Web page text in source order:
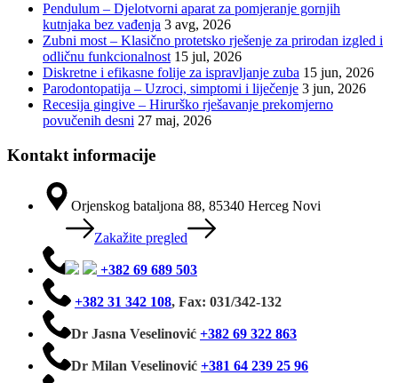
Pendulum – Djelotvorni aparat za pomjeranje gornjih
kutnjaka bez vađenja 3 avg, 2026
Zubni most – Klasično protetsko rješenje za prirodan izgled i
odličnu funkcionalnost 15 jul, 2026
Diskretne i efikasne folije za ispravljanje zuba 15 jun, 2026
Parodontopatija – Uzroci, simptomi i liječenje 3 jun, 2026
Recesija gingive – Hirurško rješavanje prekomjerno
povučenih desni 27 maj, 2026
Kontakt informacije
Orjenskog bataljona 88, 85340 Herceg Novi
Zakažite pregled
+382 69 689 503
+382 31 342 108, Fax: 031/342-132
Dr Jasna Veselinović +382 69 322 863
Dr Milan Veselinović +381 64 239 25 96